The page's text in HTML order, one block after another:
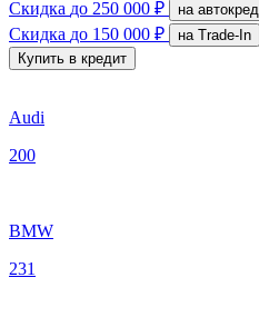
Скидка до 250 000 ₽ на
Скидка до 150 000 ₽
на Trade-In
Купить в кредит
Audi
200
BMW
231